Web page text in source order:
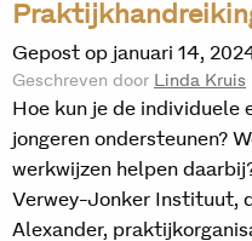
Gepost op januari 14,
Geschreven door Linda Kruis
Hoe kun je de individuele
jongeren ondersteunen?
werkwijzen helpen
Verwey-Jonker Instituut,
Alexander,